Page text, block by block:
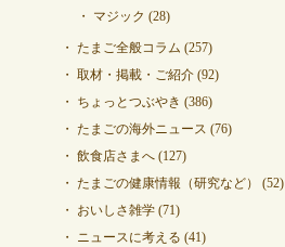
マジック (28)
たまご全般コラム (257)
取材・掲載・ご紹介(92)
ちょっとつぶやき (386)
たまごの海外ニュース (76)
飲食店さまへ(127)
たまごの健康情報（研究など）
(52)
おいしさ雑学(71)
ニュースに考える (41)